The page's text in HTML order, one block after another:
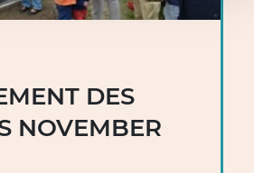
DES
NOVEMBER